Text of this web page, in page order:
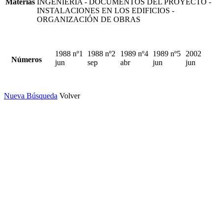
INSTALACIONES EN LOS EDIFICIOS -
ORGANIZACIÓN DE OBRAS
Números
1988 nº1
jun
1988 nº2
sep
1989 nº4
abr
1989 nº5
jun
2002
jun
Nueva Búsqueda Volver